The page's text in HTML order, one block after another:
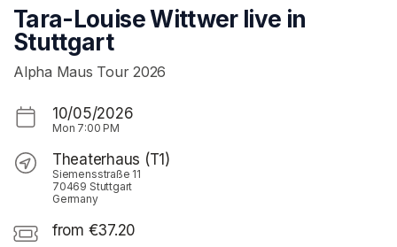
Tara-Louise Wittwer live in
Stuttgart
Alpha Maus Tour 2026
10/05/2026
Mon 7:00 PM
Theaterhaus (T1)
Siemensstraße 11
70469 Stuttgart
Germany
from €37.20